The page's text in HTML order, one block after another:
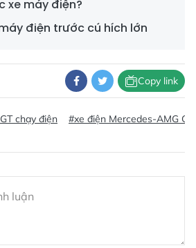
xe máy điện?
điện trước cú hích lớn
Copy link
chạy điện #xe điện Mercedes-AMG GT